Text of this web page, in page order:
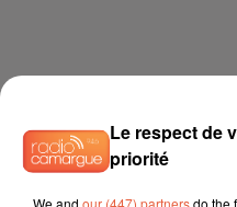
Le respect de
priorité
We and our (447) partnersdo the